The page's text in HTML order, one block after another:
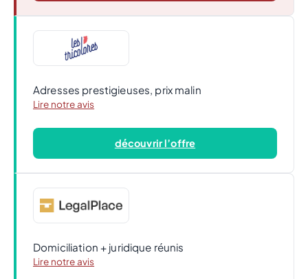
Adresses prestigieuses, prix malin
Lire notre avis
découvrir l’offre
Domiciliation + juridique réunis
Lire notre avis